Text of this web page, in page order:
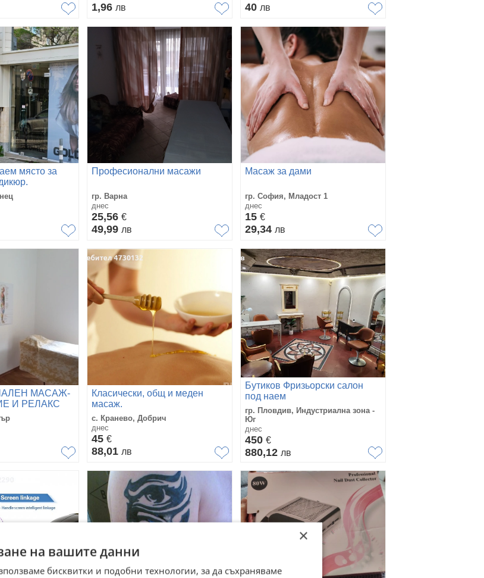
1,96 лв 40 лв
място за
Професионални масажи
гр. Варна
днес
25,56 €
49,99 лв
Масаж за дами
гр. София, Младост 1
днес
15 €
29,34 лв
МАСАЖ-
И РЕЛАКС
Класически, общ и меден
масаж.
с. Кранево, Добрич
днес
45 €
88,01 лв
Бутиков Фризьорски салон
под наем
гр. Пловдив, Индустриална зона -
Юг
днес
450 €
880,12 лв
×
на вашите данни
бисквитки и подобни технологии, за да съхраняваме